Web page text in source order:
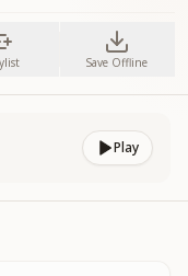
Save Offline
Play